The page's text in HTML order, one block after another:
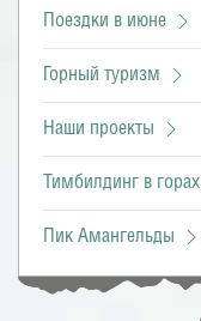
Поездки в июне
Горный туризм
Наши проекты
Тимбилдинг в горах
Пик Амангельды